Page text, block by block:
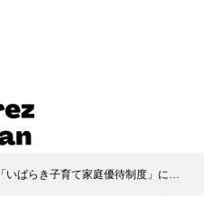
「いばらき子育て家庭優待制度」に協賛しています！